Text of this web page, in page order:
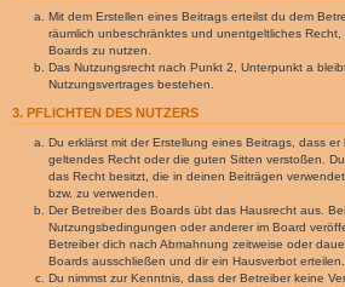
Mit dem Erstellen eines Beitrags erteilst du dem
räumlich unbeschränktes und unentgeltliches
Boards zu nutzen.
Das Nutzungsrecht nach Punkt 2, Unterpunkt a
Nutzungsvertrages bestehen.
3. PFLICHTEN DES NUTZERS
Du erklärst mit der Erstellung eines Beitrags, dass
geltendes Recht oder die guten Sitten verstoßen.
das Recht besitzt, die in deinen Beiträgen
bzw. zu verwenden.
Der Betreiber des Boards übt das Hausrecht aus.
Nutzungsbedingungen oder anderer im Board
Betreiber dich nach Abmahnung zeitweise oder
Boards ausschließen und dir ein Hausverbot erteilen.
Du nimmst zur Kenntnis, dass der Betreiber keine